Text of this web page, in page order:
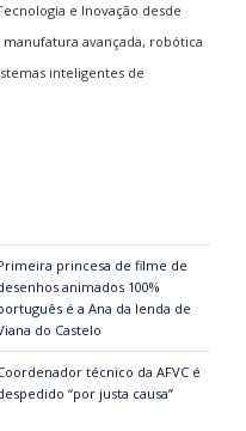
e Inovação desde
avançada, robótica
inteligentes de
princesa de filme de
animados 100%
é a Ana da lenda de
do Castelo
técnico da AFVC é
“por justa causa”